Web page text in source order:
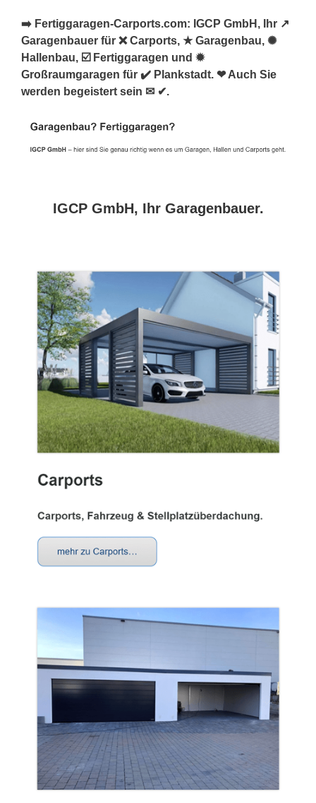
➡️ Fertiggaragen-Carports.com: IGCP GmbH, Ihr ↗️
Garagenbauer für ❌ Carports, ★ Garagenbau, ✺
Hallenbau, ☑️ Fertiggaragen und ✹
Großraumgaragen für ✔️ Plankstadt. ❤ Auch Sie
werden begeistert sein ✉ ✔.
IGCP GmbH, Ihr Garagenbauer.